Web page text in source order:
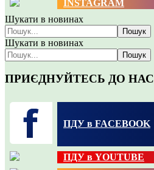
INSTAGRAM
Шукати в новинах
Пошук
Шукати в новинах
Пошук
ПРИЄДНУЙТЕСЬ ДО
ПДУ в FACEBOOK
ПДУ в YOUTUBE